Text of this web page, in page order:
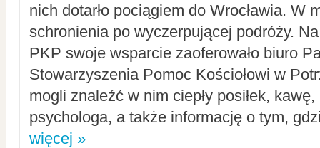
nich dotarło pociągiem do Wrocławia. W
schronienia po wyczerpującej podróży.
PKP swoje wsparcie zaoferowało biuro
Stowarzyszenia Pomoc Kościołowi w
mogli znaleźć w nim ciepły posiłek,
psychologa, a także informację o tym,
więcej »